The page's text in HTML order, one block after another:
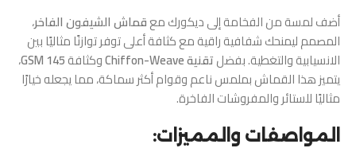
أضف لمسة من الفخامة إلى ديكورك معقماش الشيفون الفاخر،
المصمم ليمنحك شفافية راقية مع كثافة أعلى توفر توازنًا مثاليًا بين
الانسيابية والتغطية. بفضلتقنية Chiffon-Weave وكثافة145 GSM
،
يتميز هذا القماش بملمس ناعم وقوام أكثر سماكة، مما يجعله خيارًا
مثاليًا للستائر والمفروشات الفاخرة.
المواصفات والمميزات: